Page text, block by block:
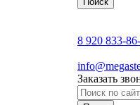
8 920 833-
Заказать